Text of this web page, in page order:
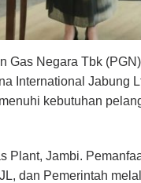
Gas Negara Tbk
International Jabung
kebutuhan
Plant, Jambi.
dan Pemerintah